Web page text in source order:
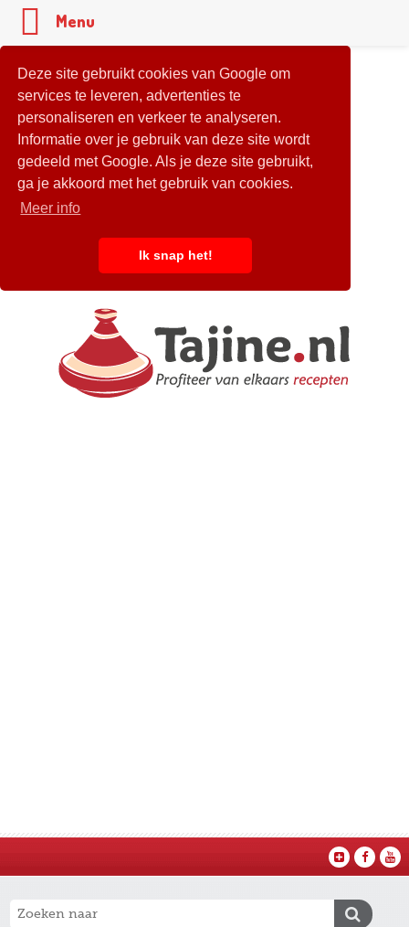
Deze site gebruikt cookies van Google om
services te leveren, advertenties te
personaliseren en verkeer te analyseren.
Informatie over je gebruik van deze site wordt
gedeeld met Google. Als je deze site gebruikt,
ga je akkoord met het gebruik van cookies.
Meer info
Ik snap het!
Menu